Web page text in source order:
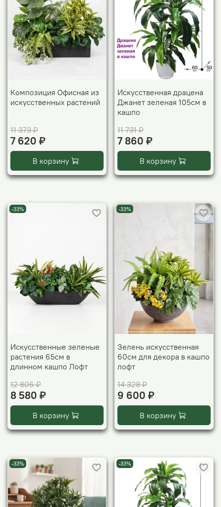
Композиция Офисная из
искусственных растений
11 373 ₽
7 620 ₽
В корзину
Искусственная драцена
Джанет зеленая 105см в
кашпо
11 731 ₽
7 860 ₽
В корзину
-33%
Искусственные зеленые
растения 65см в
длинном кашпо Лофт
12 806 ₽
8 580 ₽
В корзину
-33%
Зелень искусственная
60см для декора в кашпо
лофт
14 328 ₽
9 600 ₽
В корзину
-33% -33%